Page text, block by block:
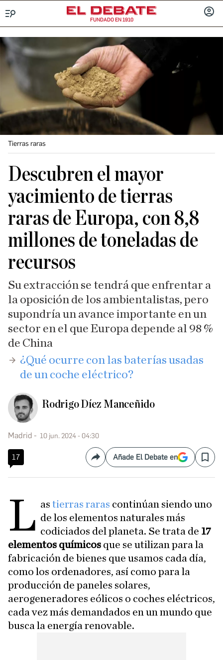
FUNDADO EN 1910
Tierras raras
Descubren el mayor
yacimiento de tierras
raras de Europa, con 8,8
millones de toneladas de
recursos
Su extracción se tendrá que enfrentar a
la oposición de los ambientalistas, pero
supondría un avance importante en un
sector en el que Europa depende al 98 %
de China
¿Qué ocurre con las baterías usadas
de un coche eléctrico?
Rodrigo Díez Manceñido
Madrid 10 jun. 2024 - 04:30
17 CompartirAñade El Debate en Save
L astierras raras continúan siendo uno
de los elementos naturales más
codiciados del planeta. Se trata de 17
elementos químicos que se utilizan para la
fabricación de bienes que usamos cada día,
como los ordenadores, así como para la
producción de paneles solares,
aerogeneradores eólicos o coches eléctricos,
cada vez más demandados en un mundo que
busca la energía renovable.